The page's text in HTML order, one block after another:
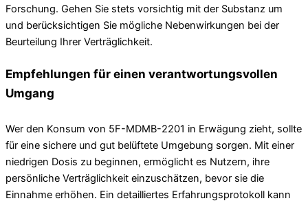
Forschung. Gehen Sie stets vorsichtig mit der Substanz um
und berücksichtigen Sie mögliche Nebenwirkungen bei der
Beurteilung Ihrer Verträglichkeit.
Empfehlungen für einen verantwortungsvollen
Umgang
Wer den Konsum von 5F-MDMB-2201 in Erwägung zieht, sollte
für eine sichere und gut belüftete Umgebung sorgen. Mit einer
niedrigen Dosis zu beginnen, ermöglicht es Nutzern, ihre
persönliche Verträglichkeit einzuschätzen, bevor sie die
Einnahme erhöhen. Ein detailliertes Erfahrungsprotokoll kann